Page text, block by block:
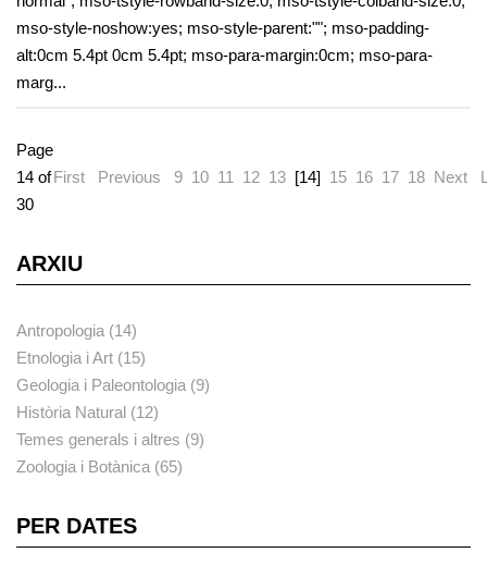
mso-style-noshow:yes; mso-style-parent:""; mso-padding-
alt:0cm 5.4pt 0cm 5.4pt; mso-para-margin:0cm; mso-para-
marg...
Page
14 of
30
First Previous 9 10 11 12 13 [14] 15 16 17 18 Next
ARXIU
Antropologia (14)
Etnologia i Art (15)
Geologia i Paleontologia (9)
Història Natural (12)
Temes generals i altres (9)
Zoologia i Botànica (65)
PER DATES